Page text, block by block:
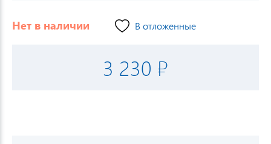
Нет в наличии В отложенные
3 230 ₽